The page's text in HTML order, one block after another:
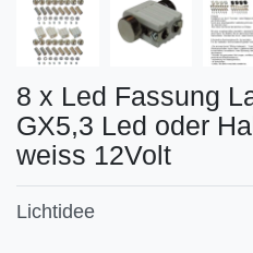
8 x Led Fassung
GX5,3 Led oder
weiss 12Volt
Lichtidee